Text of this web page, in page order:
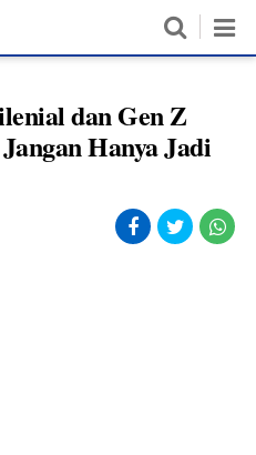
dan Gen Z
Hanya Jadi